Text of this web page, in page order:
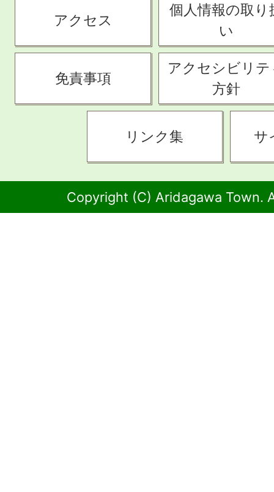
アクセス
個人情報の取り
い
免責事項
アクセシビリテ
方針
リンク集 サ
Copyright (C) Aridagawa Town.